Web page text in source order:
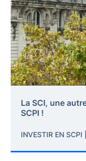
La SCI, une
SCPI !
INVESTIR EN